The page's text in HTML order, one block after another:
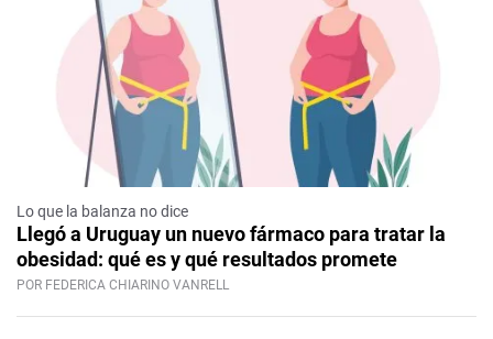
Lo que la balanza no dice
Llegó a Uruguay un nuevo fármaco para tratar la
obesidad: qué es y qué resultados promete
POR FEDERICA CHIARINO VANRELL